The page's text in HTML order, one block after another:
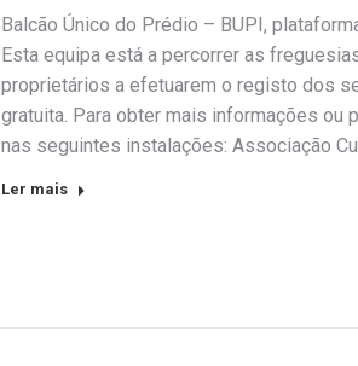
Balcão Único do Prédio – BUPI,
Esta equipa está a percorrer as
proprietários a efetuarem o registo dos
gratuita. Para obter mais informações ou
nas seguintes instalações: Associação
Ler mais